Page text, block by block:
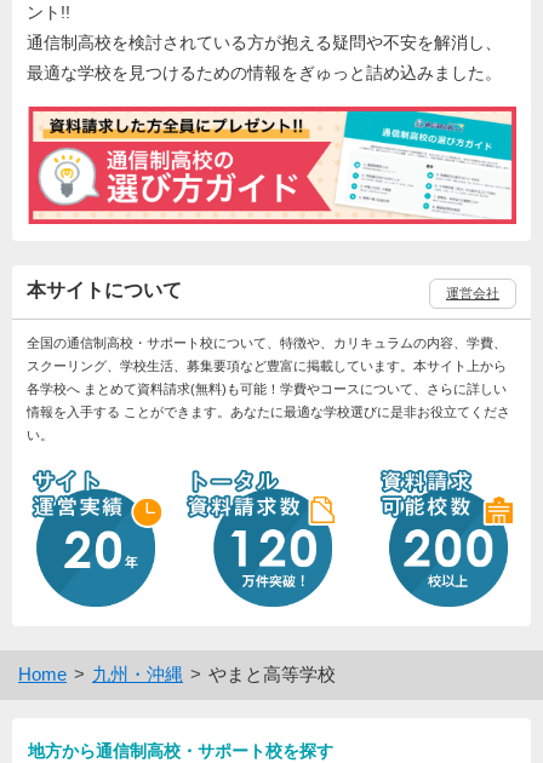
ント!!
通信制高校を検討されている方が抱える疑問や不安を解消し、
最適な学校を見つけるための情報をぎゅっと詰め込みました。
本サイトについて 運営会社
全国の通信制高校・サポート校について、特徴や、カリキュラムの内容、学費、
スクーリング、学校生活、募集要項など豊富に掲載しています。本サイト上から
各学校へ まとめて資料請求(無料)も可能！学費やコースについて、さらに詳しい
情報を入手する ことができます。あなたに最適な学校選びに是非お役立てくださ
い。
Home 九州・沖縄 やまと高等学校
地方から通信制高校・サポート校を探す